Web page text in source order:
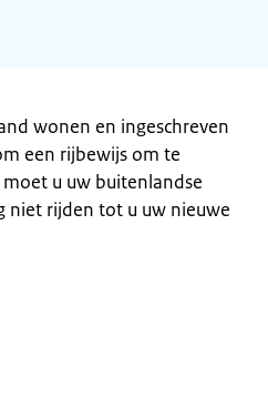
wonen en ingeschreven
een rijbewijs om te
u uw buitenlandse
niet rijden tot u uw nieuwe